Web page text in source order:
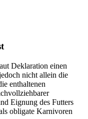
Deklaration einen
nicht allein die
enthaltenen
Eignung des Futters
obligate Karnivoren